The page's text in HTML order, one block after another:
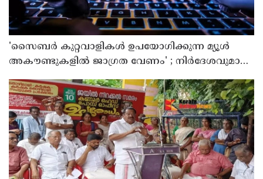
'സൈബര്‍ കുറ്റവാളികള്‍ ഉപയോഗിക്കുന്ന മ്യൂള്‍
അകൗണ്ടുകളില്‍ ജാഗ്രത വേണം' ; നിര്‍ദേശവുമായി